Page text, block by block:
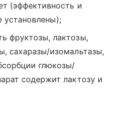
(эффективность и
установлены);
фруктозы, лактозы,
сахаразы/изомальтазы,
глюкозы/
содержит лактозу и